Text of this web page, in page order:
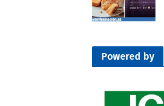
Powered by